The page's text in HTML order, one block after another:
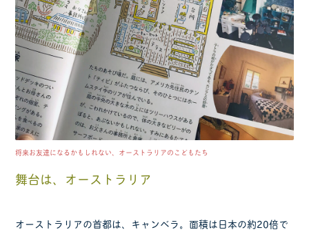
将来お友達になるかもしれない、オーストラリアのこどもたち
舞台は、オーストラリア
オーストラリアの首都は、キャンベラ。面積は日本の約20倍で